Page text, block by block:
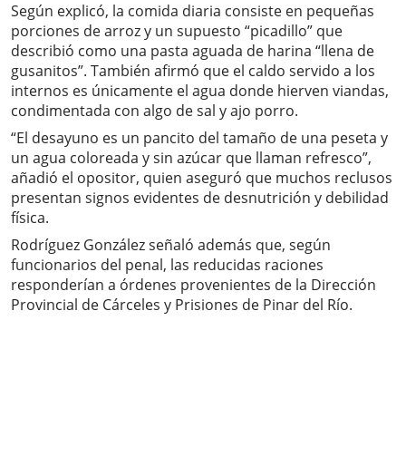
Según explicó, la comida diaria consiste en pequeñas
porciones de arroz y un supuesto “picadillo” que
describió como una pasta aguada de harina “llena de
gusanitos”. También afirmó que el caldo servido a los
internos es únicamente el agua donde hierven viandas,
condimentada con algo de sal y ajo porro.
“El desayuno es un pancito del tamaño de una peseta y
un agua coloreada y sin azúcar que llaman refresco”,
añadió el opositor, quien aseguró que muchos reclusos
presentan signos evidentes de desnutrición y debilidad
física.
Rodríguez González señaló además que, según
funcionarios del penal, las reducidas raciones
responderían a órdenes provenientes de la Dirección
Provincial de Cárceles y Prisiones de Pinar del Río.